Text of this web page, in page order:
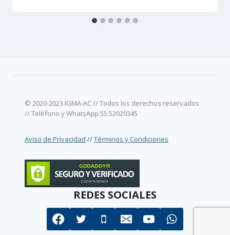
© 2020-2023 IGMA-AC // Todos los derechos reservados
// Teléfono y WhatsApp 55 52020345
Aviso de Privacidad //Términos y Condiciones
REDES SOCIALES